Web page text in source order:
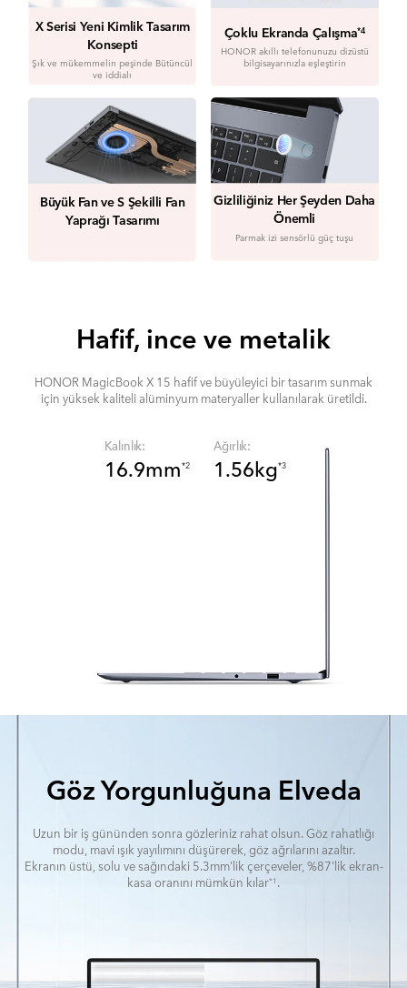
X Serisi Yeni Kimlik Tasarım
Konsepti
Şık ve mükemmelin peşinde Bütüncül
ve iddialı
Çoklu Ekranda Çalışma*4
HONOR akıllı telefonunuzu dizüstü
bilgisayarınızla eşleştirin
Büyük Fan ve S Şekilli Fan
Yaprağı Tasarımı
Gizliliğiniz Her Şeyden Daha
Önemli
Parmak izi sensörlü güç tuşu
Hafif, ince ve metalik
HONOR MagicBook X 15 hafif ve büyüleyici bir tasarım sunmak
için yüksek kaliteli alüminyum materyaller kullanılarak üretildi.
Kalınlık:
16.9mm*2
Ağırlık:
1.56kg*3
Göz Yorgunluğuna Elveda
Uzun bir iş gününden sonra gözleriniz rahat olsun. Göz rahatlığı
modu, mavi ışık yayılımını düşürerek, göz ağrılarını azaltır.
Ekranın üstü, solu ve sağındaki 5.3mm'lik çerçeveler, %87'lik ekran-
kasa oranını mümkün kılar*1 .